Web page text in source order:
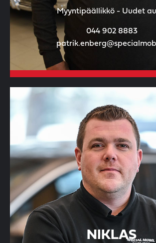
Myyntipäällikkö - Uudet
044 902 8883
NIKLAS